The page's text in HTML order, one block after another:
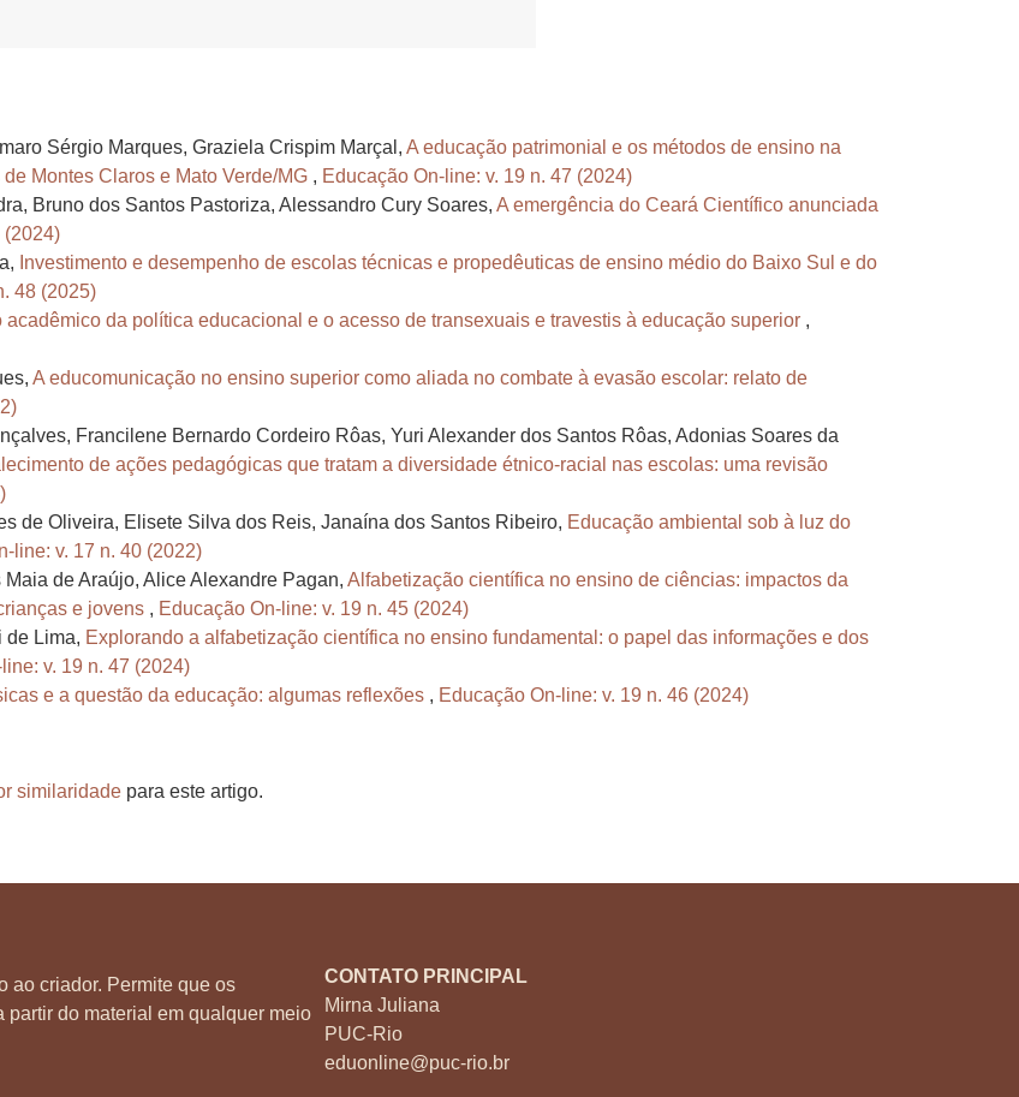
Sérgio Marques, Graziela Crispim Marçal, A educação patrimonial e os métodos de ensino na
Montes Claros e Mato Verde/MG , Educação On-line: v. 19 n. 47 (2024)
Bruno dos Santos Pastoriza, Alessandro Cury Soares, A emergência do Ceará Científico anunciada
(2024)
Investimento e desempenho de escolas técnicas e propedêuticas de ensino médio do Baixo Sul e do
48 (2025)
acadêmico da política educacional e o acesso de transexuais e travestis à educação superior ,
A educomunicação no ensino superior como aliada no combate à evasão escolar: relato de
Francilene Bernardo Cordeiro Rôas, Yuri Alexander dos Santos Rôas, Adonias Soares da
de ações pedagógicas que tratam a diversidade étnico-racial nas escolas: uma revisão
de Oliveira, Elisete Silva dos Reis, Janaína dos Santos Ribeiro, Educação ambiental sob à luz do
line: v. 17 n. 40 (2022)
de Araújo, Alice Alexandre Pagan, Alfabetização científica no ensino de ciências: impactos da
e jovens , Educação On-line: v. 19 n. 45 (2024)
de Lima, Explorando a alfabetização científica no ensino fundamental: o papel das informações e dos
v. 19 n. 47 (2024)
e a questão da educação: algumas reflexões , Educação On-line: v. 19 n. 46 (2024)
similaridade para este artigo.
ao criador. Permite que os
partir do material em qualquer meio
CONTATO PRINCIPAL
Mirna Juliana
PUC-Rio
eduonline@puc-rio.br